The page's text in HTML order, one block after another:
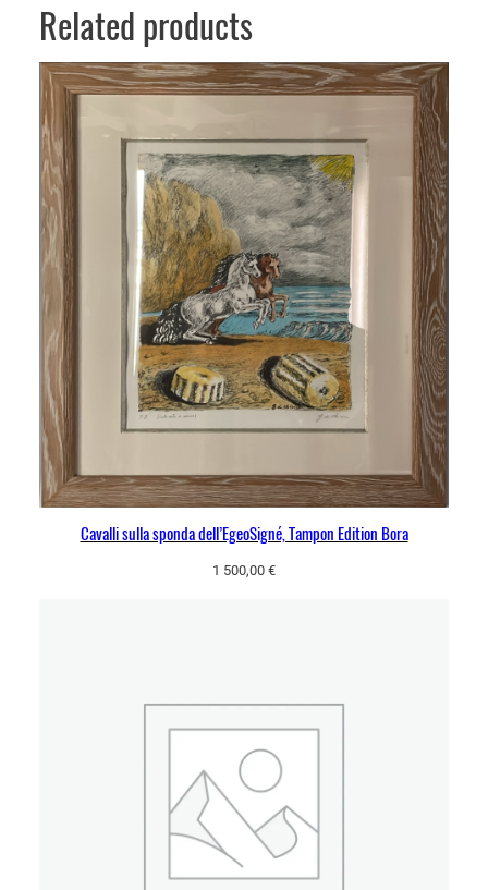
Related products
Cavalli sulla sponda dell’EgeoSigné, Tampon Edition Bora
1 500,00 €